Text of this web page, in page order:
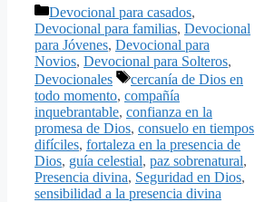
Categorías
Devocional para casados,
Devocional para familias, Devocional
para Jóvenes, Devocional para
Novios, Devocional para Solteros,
Devocionales
Etiquetas
cercanía de Dios en
todo momento, compañía
inquebrantable, confianza en la
promesa de Dios, consuelo en tiempos
difíciles, fortaleza en la presencia de
Dios, guía celestial, paz sobrenatural,
Presencia divina, Seguridad en Dios,
sensibilidad a la presencia divina